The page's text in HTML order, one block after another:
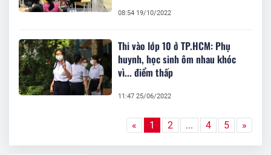
08:54 19/10/2022
Thi vào lớp 10 ở TP.HCM: Phụ
huynh, học sinh ôm nhau khóc
vì... điểm thấp
11:47 25/06/2022
« 1 2 ... 4 5 »